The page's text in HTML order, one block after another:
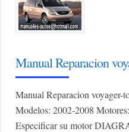
Manual Reparacion
Manual Reparacion voyager-
Modelos: 2002-2008
Especificar su motor